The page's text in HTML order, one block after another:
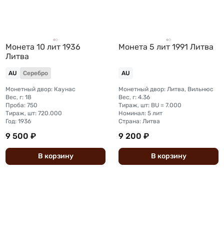
Монета 10 лит 1936
Литва
AU Серебро
Монетный двор: Каунас
Вес, г: 18
Проба: 750
Тираж, шт: 720.000
Год: 1936
9 500 ₽
В корзину
Монета 5 лит 1991 Литва
AU
Монетный двор: Литва, Вильнюс
Вес, г: 4.36
Тираж, шт: BU = 7.000
Номинал: 5 лит
Страна: Литва
9 200 ₽
В корзину